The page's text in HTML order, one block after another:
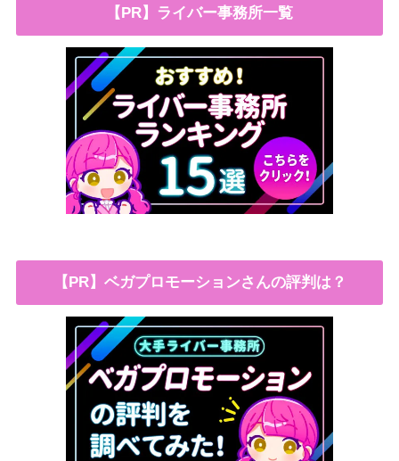
【PR】ライバー事務所一覧
【PR】ベガプロモーションさんの評判は？